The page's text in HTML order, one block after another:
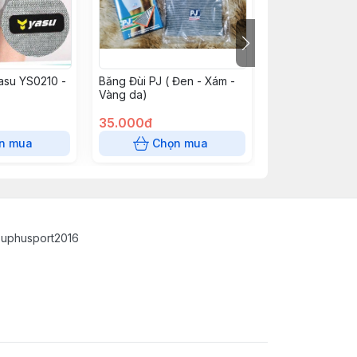
YS0210 -
mua
Băng Đùi PJ ( Đen - Xám -
Vàng da)
35.000đ
Chọn mua